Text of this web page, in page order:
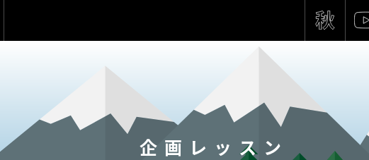
企画レッスン